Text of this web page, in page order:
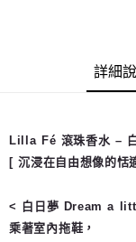
7-11取貨付款
郵寄
每筆NT$65，滿
國家/地區配送
詳細
Lilla Fé 滾珠香水 –
[ 沉浸在自由想像的恬
< 白日夢 Dream a
乘著室內拖鞋，